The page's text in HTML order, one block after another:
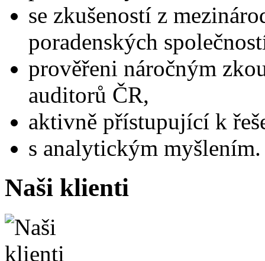
se zkušeností z
poradenských
prověřeni náročným
auditorů ČR,
aktivně přístupující k
s analytickým myšlením.
Naši klienti